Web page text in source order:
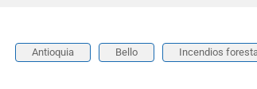
Antioquia Bello Incendios